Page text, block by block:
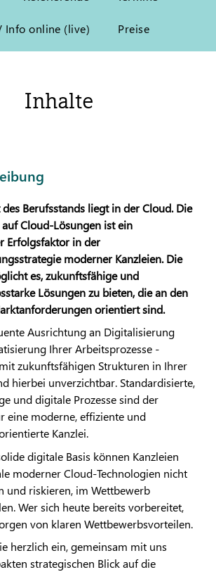
Info online (live) Preise
Inhalte
Berufsstands liegt in der Cloud. Die
Cloud-Lösungen ist ein
Erfolgsfaktor in der
moderner Kanzleien. Die
es, zukunftsfähige und
Lösungen zu bieten, die an den
orientiert sind.
Ausrichtung an Digitalisierung
Ihrer Arbeitsprozesse -
zukunftsfähigen Strukturen in Ihrer
hierbei unverzichtbar. Standardisierte,
und digitale Prozesse sind der
eine moderne, effiziente und
Kanzlei.
digitale Basis können Kanzleien
moderner Cloud-Technologien nicht
und riskieren, im Wettbewerb
Wer sich heute bereits vorbereitet,
von klaren Wettbewerbsvorteilen.
herzlich ein, gemeinsam mit uns
strategischen Blick auf die